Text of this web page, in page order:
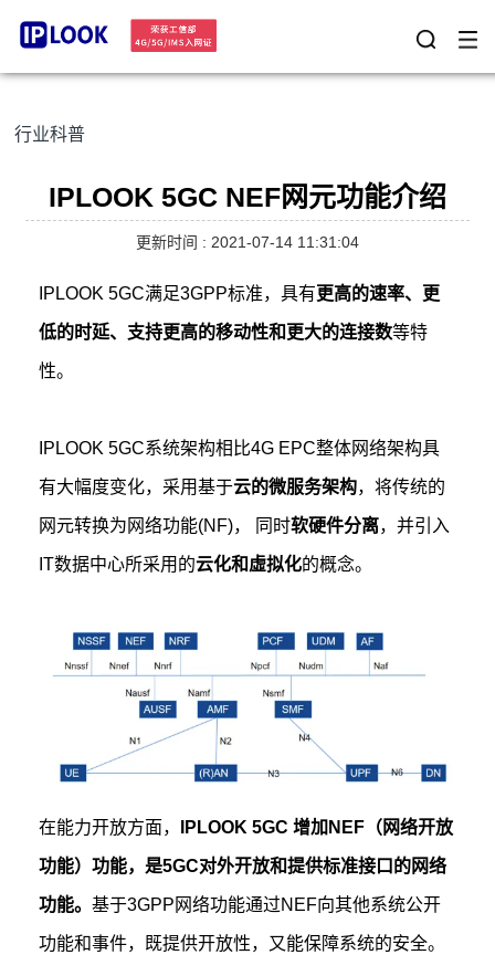
行业科普
IPLOOK 5GC NEF网元功能介绍
更新时间 : 2021-07-14 11:31:04
IPLOOK 5GC满足3GPP标准，具有更高的速率、更
低的时延、支持更高的移动性和更大的连接数等特
性。
IPLOOK 5GC系统架构相比4G EPC整体网络架构具
有大幅度变化，采用基于云的微服务架构，将传统的
网元转换为网络功能(NF)， 同时软硬件分离，并引入
IT数据中心所采用的云化和虛拟化的概念。
在能力开放方面， IPLOOK 5GC 增加NEF（网络开放
功能）功能，是5GC对外开放和提供标准接口的网络
功能。基于3GPP网络功能通过NEF向其他系统公开
功能和事件，既提供开放性，又能保障系统的安全。